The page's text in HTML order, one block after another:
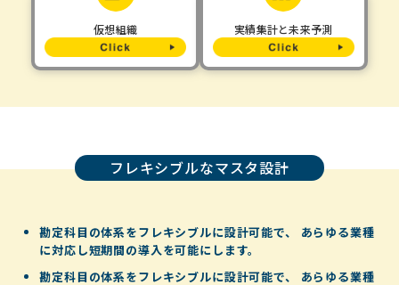
仮想組織 実績集計と未来予測
フレキシブルなマスタ設計
勘定科目の体系をフレキシブルに設計可能で、
あらゆる業種
に対応し短期間の導入を可能にします。
勘定科目の体系をフレキシブルに設計可能で、
あらゆる業種